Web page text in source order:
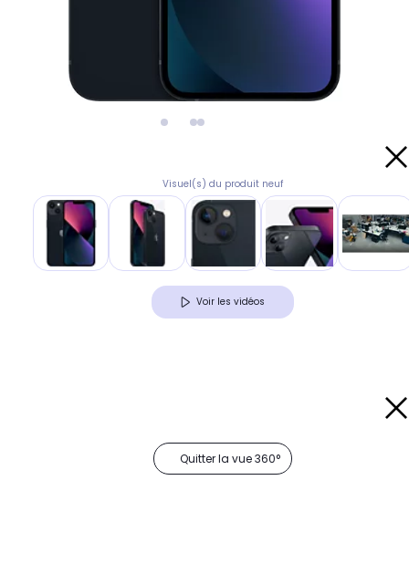
Visuel(s) du produit neuf
Voir les vidéos
Quitter la vue 360°